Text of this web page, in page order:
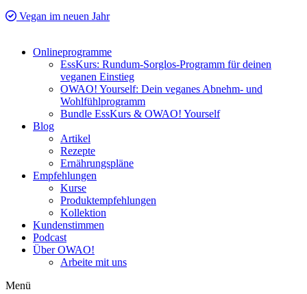
Vegan im neuen Jahr
Onlineprogramme
EssKurs: Rundum-Sorglos-Programm für deinen
veganen Einstieg
OWAO! Yourself: Dein veganes Abnehm- und
Wohlfühlprogramm
Bundle EssKurs & OWAO! Yourself
Blog
Artikel
Rezepte
Ernährungspläne
Empfehlungen
Kurse
Produktempfehlungen
Kollektion
Kundenstimmen
Podcast
Über OWAO!
Arbeite mit uns
Menü